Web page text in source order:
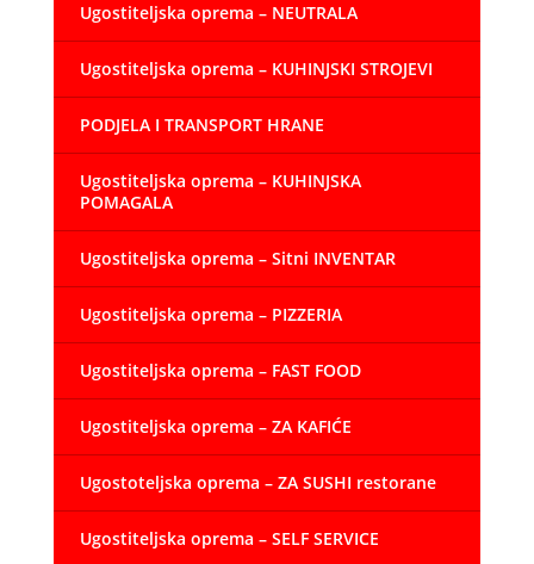
Ugostiteljska oprema – NEUTRALA
Ugostiteljska oprema – KUHINJSKI STROJEVI
PODJELA I TRANSPORT HRANE
Ugostiteljska oprema – KUHINJSKA
POMAGALA
Ugostiteljska oprema – Sitni INVENTAR
Ugostiteljska oprema – PIZZERIA
Ugostiteljska oprema – FAST FOOD
Ugostiteljska oprema – ZA KAFIĆE
Ugostoteljska oprema – ZA SUSHI restorane
Ugostiteljska oprema – SELF SERVICE